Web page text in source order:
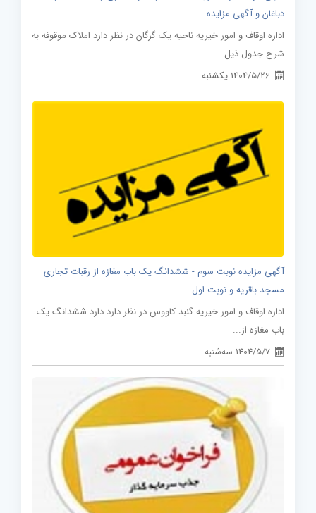
دباغان و آگهی مزایده...
اداره اوقاف و امور خیریه ناحیه یک گرگان در نظر دارد املاک موقوفه به
شرح جدول ذیل...
1404/5/26 یکشنبه
آگهی مزایده نوبت سوم - ششدانگ یک باب مغازه از رقبات تجاری
مسجد باقریه و نوبت اول...
اداره اوقاف و امور خیریه گنبد کاووس در نظر دارد دارد ششدانگ یک
باب مغازه از...
1404/5/7 سه‌شنبه